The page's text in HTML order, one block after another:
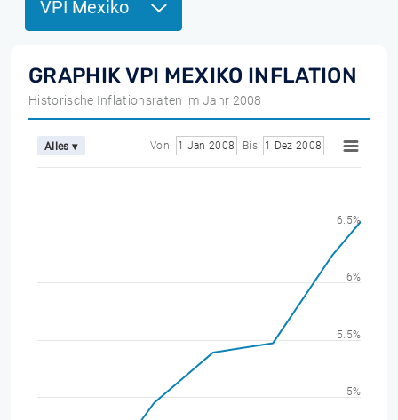
VPI Mexiko
GRAPHIK VPI MEXIKO INFLATION
Historische Inflationsraten im Jahr 2008
Alles ▾ Von 1 Jan 2008 Bis 1 Dez 2008
5%
5.5%
6%
6.5%